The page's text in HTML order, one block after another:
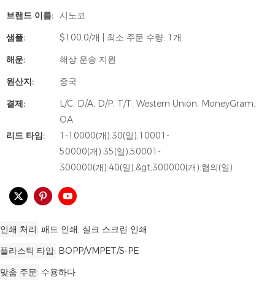
브랜드 이름: 시노코
샘플:
$100.0/개 | 최소 주문 수량: 1개
해운:
해상 운송 지원
원산지:
중국
결제:
L/C, D/A, D/P, T/T, Western Union, MoneyGram,
OA
리드 타임:
1-10000(개):30(일),10001-
50000(개):35(일),50001-
300000(개):40(일),&gt;300000(개):협의(일)
인쇄 처리 패드 인쇄, 실크 스크린 인쇄
플라스틱 타입 BOPP/VMPET/S-PE
맞춤 주문 수용하다